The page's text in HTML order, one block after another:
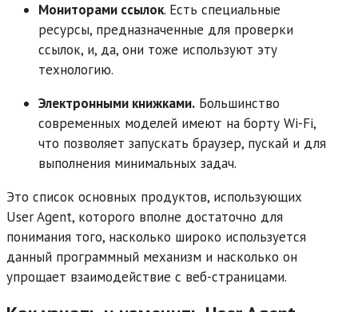
Мониторами ссылок. Есть специальные
ресурсы, предназначенные для проверки
ссылок, и, да, они тоже используют эту
технологию.
Электронными книжками. Большинство
современных моделей имеют на борту Wi-Fi,
что позволяет запускать браузер, пускай и для
выполнения минимальных задач.
Это список основных продуктов, использующих
User Agent, которого вполне достаточно для
понимания того, насколько широко используется
данный программный механизм и насколько он
упрощает взаимодействие с веб-страницами.